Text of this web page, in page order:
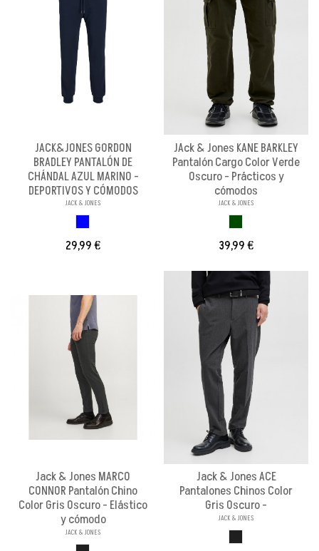
JACK&JONES GORDON
BRADLEY PANTALÓN DE
CHÁNDAL AZUL MARINO -
DEPORTIVOS Y CÓMODOS
JACK & JONES
29,99 €
JAck & Jones KANE BARKLEY
Pantalón Cargo Color Verde
Oscuro - Prácticos y
cómodos
JACK & JONES
39,99 €
Jack & Jones MARCO
CONNOR Pantalón Chino
Color Gris Oscuro - Elástico
y cómodo
JACK & JONES
Jack & Jones ACE
Pantalones Chinos Color
Gris Oscuro -
JACK & JONES